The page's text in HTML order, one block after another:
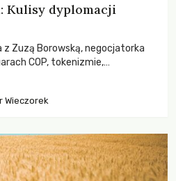
Kulisy dyplomacji
Zuzą Borowską, negocjatorka
COP, tokenizmie,
Wieczorek